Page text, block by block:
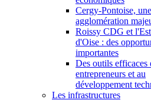
Cergy-Pontoise, une
agglomération
Roissy CDG et
d'Oise : des
importantes
Des outils efficaces
entrepreneurs et au
développement
Les infrastructures